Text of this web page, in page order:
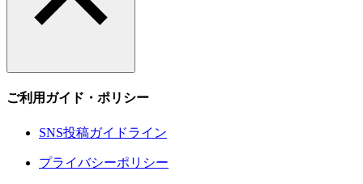
ご利用ガイド・ポリシー
SNS投稿ガイドライン
プライバシーポリシー